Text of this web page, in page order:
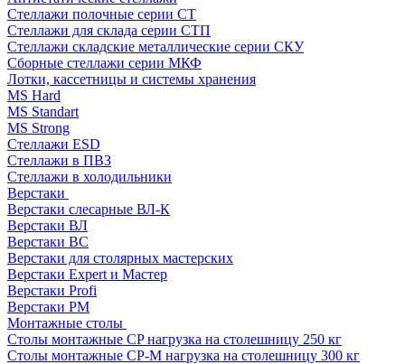
Стеллажи полочные серии СТ
Стеллажи для склада серии СТП
Стеллажи складские металлические серии СКУ
Сборные стеллажи серии МКФ
Лотки, кассетницы и системы хранения
MS Hard
MS Standart
MS Strong
Стеллажи ESD
Стеллажи в ПВЗ
Стеллажи в холодильники
Верстаки
Верстаки слесарные ВЛ-К
Верстаки ВЛ
Верстаки ВС
Верстаки для столярных мастерских
Верстаки Expert и Мастер
Верстаки Profi
Верстаки РМ
Монтажные столы
Столы монтажные СP нагрузка на столешницу 250 кг
Столы монтажные СР-М нагрузка на столешницу 300 кг